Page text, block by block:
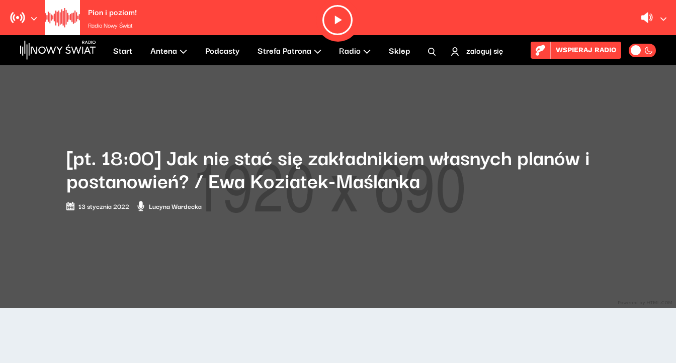
Pion i poziom!
Radio Nowy Świat
Start Antena Podcasty Strefa Patrona Radio Sklep zaloguj się WSPIERAJ RADIO
[pt. 18:00] Jak nie stać się zakładnikiem własnych planów i
postanowień? / Ewa Koziatek-Maślanka
13 stycznia 2022 Lucyna Wardecka